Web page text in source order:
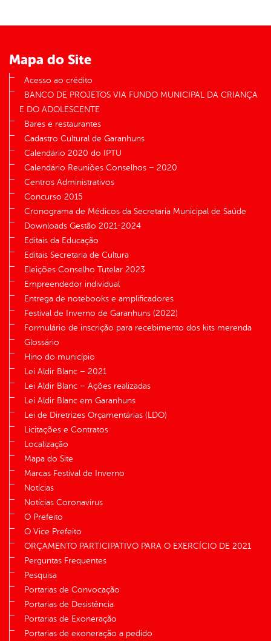
Mapa do Site
Acesso ao crédito
BANCO DE PROJETOS VIA FUNDO MUNICIPAL DA CRIANÇA
E DO ADOLESCENTE
Bares e restaurantes
Cadastro Cultural de Garanhuns
Calendário 2020 do IPTU
Calendário Reuniões Conselhos – 2020
Centros Administrativos
Concurso 2015
Cronograma de Médicos da Secretaria Municipal de Saúde
Downloads Gestão 2021-2024
Editais da Educação
Editais Secretaria de Cultura
Eleições Conselho Tutelar 2023
Empreendedor individual
Entrega de notebooks e amplificadores
Festival de Inverno de Garanhuns (2022)
Formulário de inscrição para recebimento dos kits merenda
Glossário
Hino do município
Lei Aldir Blanc – 2021
Lei Aldir Blanc – Ações realizadas
Lei Aldir Blanc em Garanhuns
Lei de Diretrizes Orçamentárias (LDO)
Licitações e Contratos
Localização
Mapa do Site
Marcas Festival de Inverno
Notícias
Notícias Coronavírus
O Prefeito
O Vice Prefeito
ORÇAMENTO PARTICIPATIVO PARA O EXERCÍCIO DE 2021
Perguntas Frequentes
Pesquisa
Portarias de Convocação
Portarias de Desistência
Portarias de Exoneração
Portarias de exoneração a pedido